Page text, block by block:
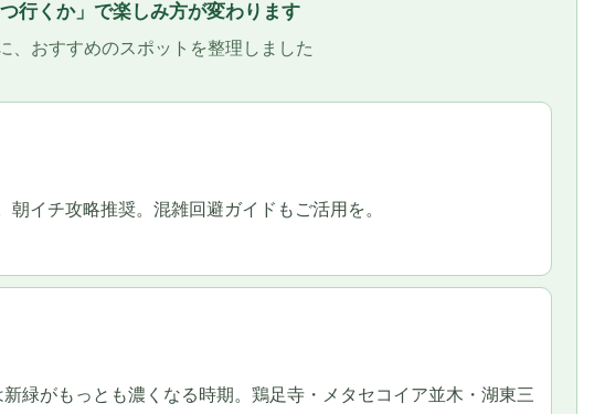
行くか」で楽しみ方が変わります
、おすすめのスポットを整理しました
朝イチ攻略推奨。混雑回避ガイドもご活用を。
緑がもっとも濃くなる時期。鶏足寺・メタセコイア並木・湖東三